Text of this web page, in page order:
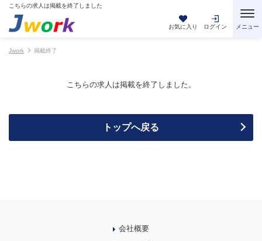
こちらの求人は掲載を終了しました
お気に入り ログイン
Jwork 掲載終了
こちらの求人は掲載を終了しました。
トップへ戻る
会社概要